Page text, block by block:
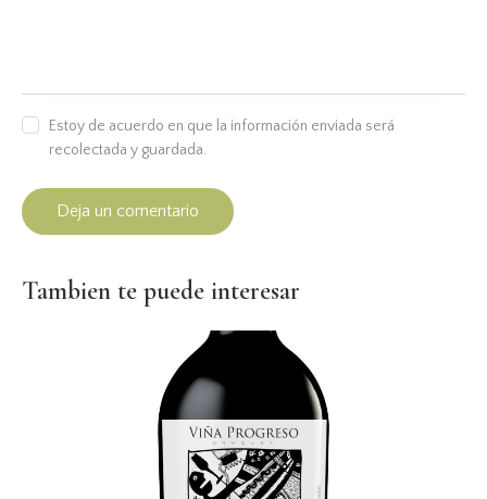
Estoy de acuerdo en que la información enviada será
recolectada y guardada.
Tambien te puede interesar